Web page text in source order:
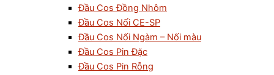
Đầu Cos Đồng Nhôm
Đầu Cos Nối CE-SP
Đầu Cos Nối Ngàm – Nối màu
Đầu Cos Pin Đặc
Đầu Cos Pin Rỗng